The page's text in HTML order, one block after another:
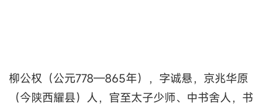
柳公权（公元778—865年），字诚悬，京兆华原
（今陕西耀县）人，官至太子少师、中书舍人，书